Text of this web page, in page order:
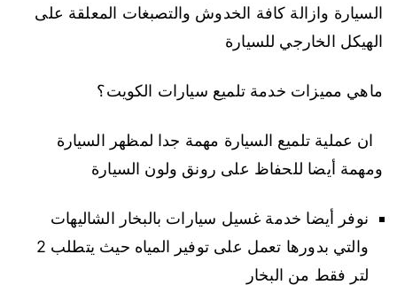
السيارة وازالة كافة الخدوش والتصبغات المعلقة على
الهيكل الخارجي للسيارة
ماهي مميزات خدمة تلميع سيارات الكويت؟
ان عملية تلميع السيارة مهمة جدا لمظهر السيارة
ومهمة أيضا للحفاظ على رونق ولون السيارة
نوفر أيضا خدمة غسيل سيارات بالبخار الشاليهات
والتي بدورها تعمل على توفير المياه حيث يتطلب 2
لتر فقط من البخار